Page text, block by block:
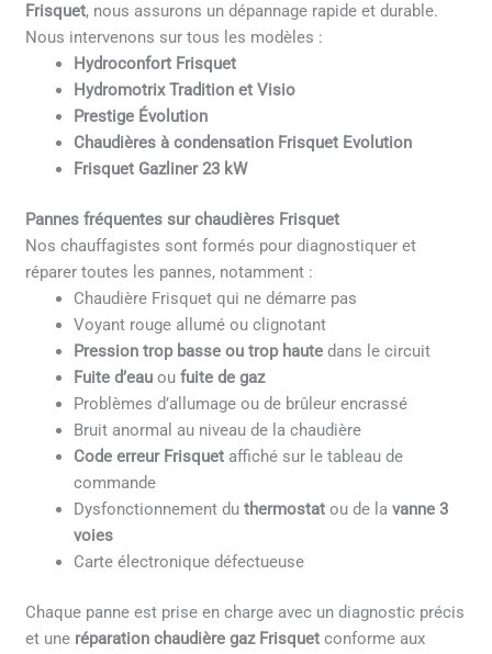
Frisquet, nous assurons un dépannage rapide et durable.
Nous intervenons sur tous les modèles :
Hydroconfort Frisquet
Hydromotrix Tradition et Visio
Prestige Évolution
Chaudières à condensation Frisquet Evolution
Frisquet Gazliner 23 kW
Pannes fréquentes sur chaudières Frisquet
Nos chauffagistes sont formés pour diagnostiquer et
réparer toutes les pannes, notamment :
Chaudière Frisquet qui ne démarre pas
Voyant rouge allumé ou clignotant
Pression trop basse ou trop haute dans le circuit
Fuite d’eau oufuite de gaz
Problèmes d’allumage ou de brûleur encrassé
Bruit anormal au niveau de la chaudière
Code erreur Frisquet affiché sur le tableau de
commande
Dysfonctionnement duthermostat ou de lavanne 3
voies
Carte électronique défectueuse
Chaque panne est prise en charge avec un diagnostic précis
et une réparation chaudière gaz Frisquet conforme aux